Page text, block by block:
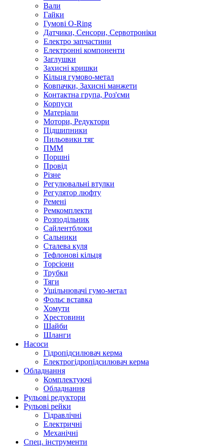
Вали
Гайки
Гумові O-Ring
Датчики, Сенсори, Сервотроніки
Електро запчастини
Електронні компоненти
Заглушки
Захисні кришки
Кільця гумово-метал
Ковпачки, Захисні манжети
Контактна група, Роз'єми
Корпуси
Матеріали
Мотори, Редуктори
Підшипники
Пильовики тяг
ПММ
Поршні
Провід
Різне
Регулювальні втулки
Регулятор люфту
Ремені
Ремкомплекти
Розподільник
Сайлентблоки
Сальники
Сталева куля
Тефлонові кільця
Торсіони
Трубки
Тяги
Ущільнювачі гумо-метал
Фольє вставка
Хомути
Хрестовини
Шайби
Шланги
Насоси
Гідропідсилювач керма
Електрогідропідсилювач керма
Обладнання
Комплектуючі
Обладнання
Рульові редуктори
Рульові рейки
Гідравлічні
Електричні
Механічні
Спец. інструменти